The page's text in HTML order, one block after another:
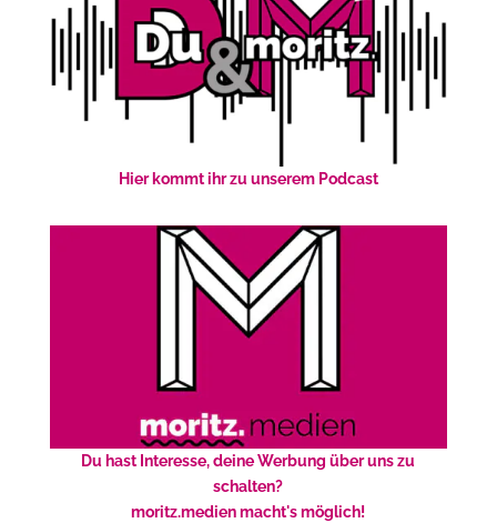
Hier kommt ihr zu unserem Podcast
Du hast Interesse, deine Werbung über uns zu
schalten?
moritz.medien macht's möglich!